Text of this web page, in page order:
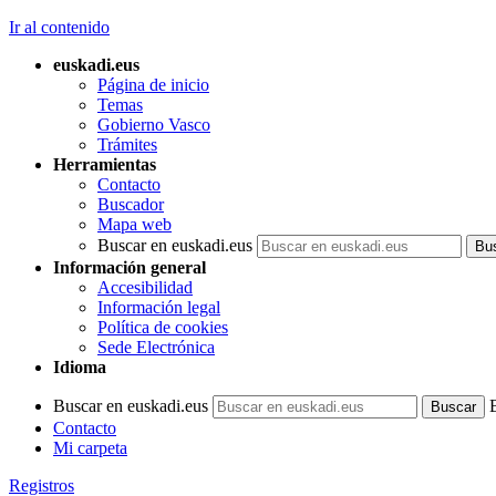
Ir al contenido
euskadi.eus
Página de inicio
Temas
Gobierno Vasco
Trámites
Herramientas
Contacto
Buscador
Mapa web
Buscar en euskadi.eus
Información general
Accesibilidad
Información legal
Política de cookies
Sede Electrónica
Idioma
Buscar en euskadi.eus
Contacto
Mi carpeta
Registros